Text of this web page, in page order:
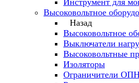
Инструмент для
Высоковольтное
Назад
Высоковольтное
Выключатели
Высоковольтные
Изоляторы
Ограничители